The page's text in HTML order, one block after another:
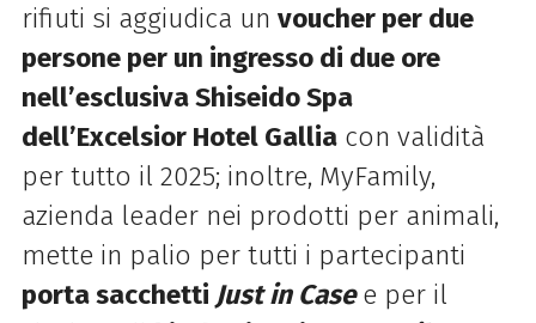
rifiuti si aggiudica un voucher per due
persone per un ingresso di due ore
nell’esclusiva Shiseido Spa
dell’Excelsior Hotel Galliacon validità
per tutto il 2025; inoltre, MyFamily,
azienda leader nei prodotti per animali,
mette in palio per tutti i partecipanti
porta sacchetti Just in Casee per il